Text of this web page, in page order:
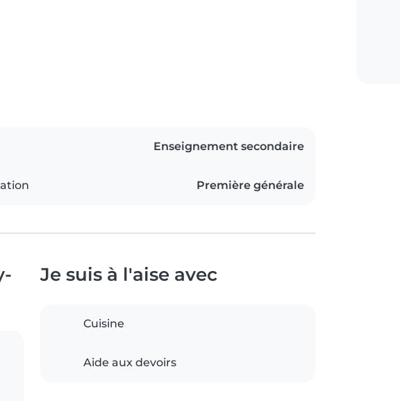
Enseignement secondaire
Première générale
Je suis à l'aise avec
Cuisine
Aide aux devoirs